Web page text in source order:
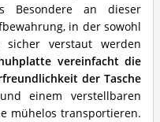
Besondere an dieser
in der sowohl
verstaut werden
vereinfacht die
der Tasche
einem verstellbaren
mühelos transportieren.